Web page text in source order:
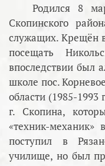
Родился 8
Скопинского
служащих. Крещён
посещать
впоследствии был
школе пос.
области (1985-1993
г. Скопина,
«техник-
поступил в
училище, но был